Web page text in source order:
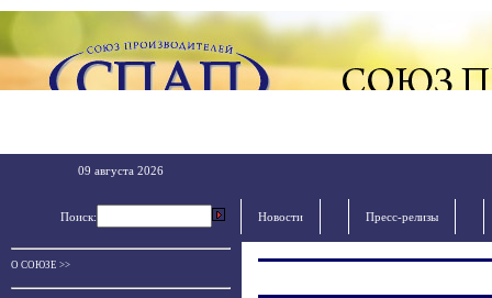
09 августа 2026
Поиск: Новости Пресс-релизы
О СОЮЗЕ >>